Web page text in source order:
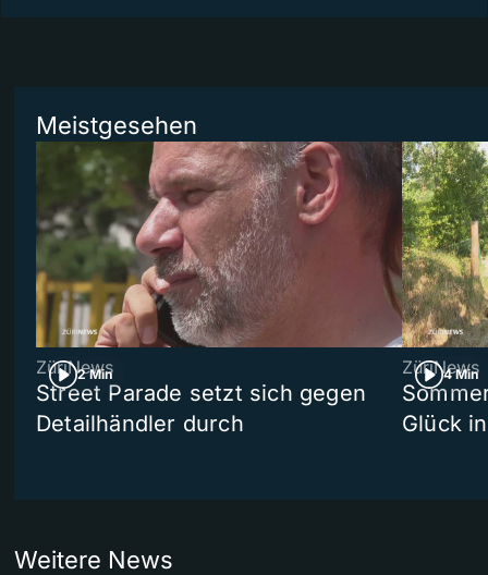
Meistgesehen
2 Min
ZüriNews
Street Parade setzt sich gegen
Detailhändler durch
4 Min
ZüriNews
Glück
Weitere News